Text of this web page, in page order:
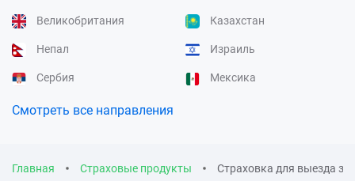
Великобритания Казахстан
Непал Израиль
Сербия Мексика
Смотреть все направления
Главная Страховые продукты Страховка для выезда за